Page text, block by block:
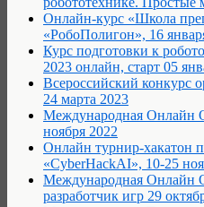
Онлайн-курс «Школа
«РобоПолигон», 16
Курс подготовки к
2023 онлайн, старт 05
Всероссийский конкурс
24 марта 2023
Международная Онлайн
ноября 2022
Онлайн турнир-хакатон
«CyberHackAI», 10-25
Международная Онлайн
разработчик игр 29